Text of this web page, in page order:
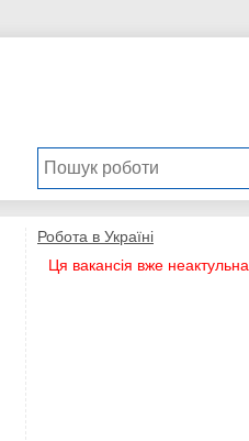
Робота в Україні
Ця вакансія вже неактульна